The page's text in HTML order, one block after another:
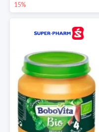
15%